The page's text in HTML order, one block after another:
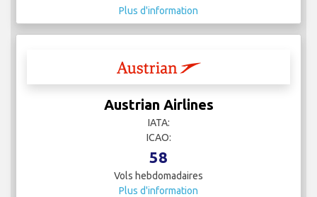
Plus d'information
Austrian Airlines
IATA:
ICAO:
58
Vols hebdomadaires
Plus d'information